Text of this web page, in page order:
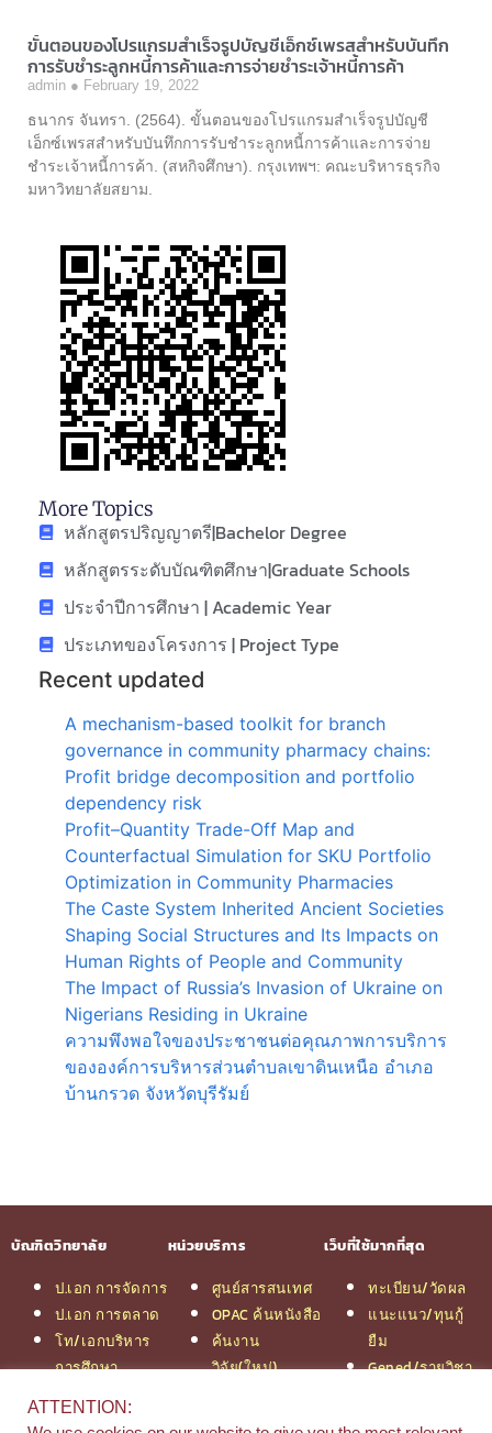
ขั้นตอนของโปรแกรมสำเร็จรูปบัญชีเอ็กซ์เพรสสำหรับบันทึก
การรับชำระลูกหนี้การค้าและการจ่ายชำระเจ้าหนี้การค้า
admin February 19, 2022
ธนากร จันทรา. (2564). ขั้นตอนของโปรแกรมสำเร็จรูปบัญชี
เอ็กซ์เพรสสำหรับบันทึกการรับชำระลูกหนี้การค้าและการจ่าย
ชำระเจ้าหนี้การค้า. (สหกิจศึกษา). กรุงเทพฯ: คณะบริหารธุรกิจ
มหาวิทยาลัยสยาม.
More Topics
หลักสูตรปริญญาตรี|Bachelor Degree
หลักสูตรระดับบัณฑิตศึกษา|Graduate Schools
ประจำปีการศึกษา | Academic Year
ประเภทของโครงการ | Project Type
Recent updated
A mechanism-based toolkit for branch
governance in community pharmacy chains:
Profit bridge decomposition and portfolio
dependency risk
Profit–Quantity Trade-Off Map and
Counterfactual Simulation for SKU Portfolio
Optimization in Community Pharmacies
The Caste System Inherited Ancient Societies
Shaping Social Structures and Its Impacts on
Human Rights of People and Community
The Impact of Russia’s Invasion of Ukraine on
Nigerians Residing in Ukraine
ความพึงพอใจของประชาชนต่อคุณภาพการบริการ
ขององค์การบริหารส่วนตำบลเขาดินเหนือ อำเภอ
บ้านกรวด จังหวัดบุรีรัมย์
บัณฑิตวิทยาลัย
ป.เอก การจัดการ
ป.เอก การตลาด
โท/เอกบริหาร
การศึกษา
สารสนเทศ
หน่วยบริการ
ศูนย์สารสนเทศ
OPAC ค้นหนังสือ
ค้นงาน
วิจัย(ใหม่)
เว็บที่ใช้มากที่สุด
ทะเบียน/วัดผล
แนะแนว/ทุนกู้
ยืม
Gened/รายวิชา
ATTENTION: